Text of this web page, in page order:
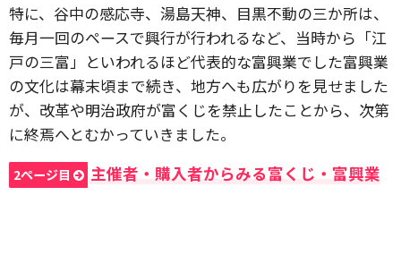
特に、谷中の感応寺、湯島天神、目黒不動の三か所は、
毎月一回のペースで興行が行われるなど、当時から「江
戸の三富」といわれるほど代表的な富興業でした富興業
の文化は幕末頃まで続き、地方へも広がりを見せました
が、改革や明治政府が富くじを禁止したことから、次第
に終焉へとむかっていきました。
2ページ目 主催者・購入者からみる富くじ・富興業